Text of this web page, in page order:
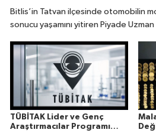
Bitlis’in Tatvan ilçesinde otomobilin
sonucu yaşamını yitiren Piyade
TÜBİTAK Lider ve Genç
Araştırmacılar Programı